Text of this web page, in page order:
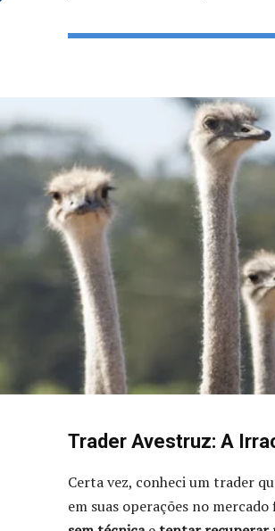
Trader Avestruz: A
Certa vez, conheci um trader
em suas operações no